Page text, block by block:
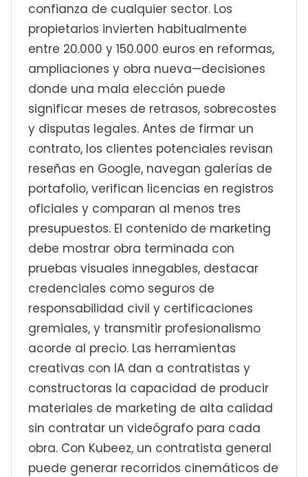
confianza de cualquier sector. Los
propietarios invierten habitualmente
entre 20.000 y 150.000 euros en reformas,
ampliaciones y obra nueva—decisiones
donde una mala elección puede
significar meses de retrasos, sobrecostes
y disputas legales. Antes de firmar un
contrato, los clientes potenciales revisan
reseñas en Google, navegan galerías de
portafolio, verifican licencias en registros
oficiales y comparan al menos tres
presupuestos. El contenido de marketing
debe mostrar obra terminada con
pruebas visuales innegables, destacar
credenciales como seguros de
responsabilidad civil y certificaciones
gremiales, y transmitir profesionalismo
acorde al precio. Las herramientas
creativas con IA dan a contratistas y
constructoras la capacidad de producir
materiales de marketing de alta calidad
sin contratar un videógrafo para cada
obra. Con Kubeez, un contratista general
puede generar recorridos cinemáticos de